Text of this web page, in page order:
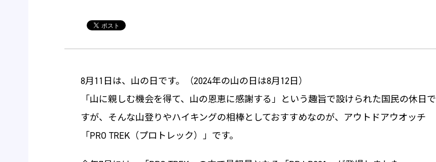
8月11日は、山の日です。（2024年の山の日は8月12日）
「山に親しむ機会を得て、山の恩恵に感謝する」という趣旨で設けられた国民の休日で
すが、そんな山登りやハイキングの相棒としておすすめなのが、アウトドアウオッチ
「PRO TREK（プロトレック）」です。